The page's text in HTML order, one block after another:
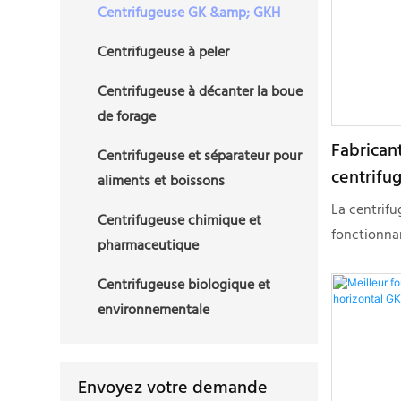
Centrifugeuse GK &amp; GKH
Centrifugeuse à peler
Centrifugeuse à décanter la boue
de forage
Centrifugeuse et séparateur pour
aliments et boissons
Centrifugeuse chimique et
pharmaceutique
Centrifugeuse biologique et
environnementale
Envoyez votre demande
La
utilise le
pour